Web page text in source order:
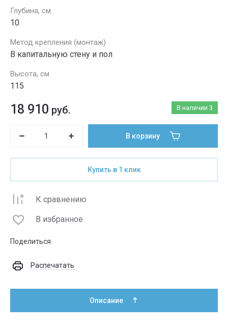
Глубина, см
10
Метод крепления (монтаж)
В капитальную стену и пол
Высота, см
115
В наличии 3
18 910 руб.
В корзину
Купить в 1 клик
К сравнению
В избранное
Поделиться
Распечатать
Описание